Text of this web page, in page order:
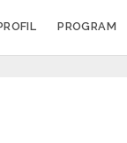
PROGRAM